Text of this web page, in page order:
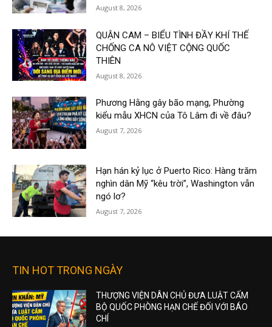
August 8, 2026
QUẬN CAM – BIỂU TÌNH ĐẦY KHÍ THẾ
CHỐNG CA NÔ VIỆT CỘNG QUỐC
THIÊN
August 8, 2026
Phương Hằng gây bão mạng, Phường
kiểu mẫu XHCN của Tô Lâm đi về đâu?
August 7, 2026
Hạn hán kỷ lục ở Puerto Rico: Hàng trăm
nghìn dân Mỹ “kêu trời”, Washington vẫn
ngó lơ?
August 7, 2026
TIN HOT TRONG NGÀY
THƯỢNG VIỆN DÂN CHỦ ĐƯA LUẬT CẤM
BỘ QUỐC PHÒNG HẠN CHẾ ĐỐI VỚI BÁO
CHÍ